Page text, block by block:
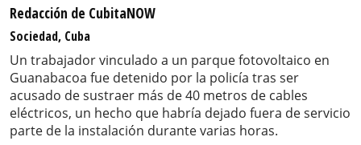
Redacción de CubitaNOW
Sociedad, Cuba
Un trabajador vinculado a un parque fotovoltaico en
Guanabacoa fue detenido por la policía tras ser
acusado de sustraer más de 40 metros de cables
eléctricos, un hecho que habría dejado fuera de servicio
parte de la instalación durante varias horas.